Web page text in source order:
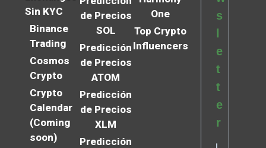
Sin KYC
Binance
Trading
Cosmos
Crypto
Crypto
Calendar
(Coming
soon)
de Precios
SOL
Predicción
de Precios
ATOM
Predicción
de Precios
XLM
Predicción
One
Top Crypto
Influencers
s
e
t
t
e
r